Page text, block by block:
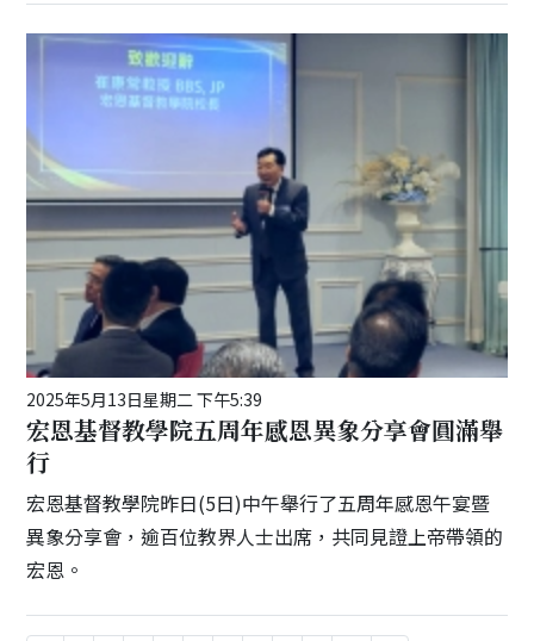
2025年5月13日星期二 下午5:39
宏恩基督教學院五周年感恩異象分享會圓滿舉
行
宏恩基督教學院昨日(5日)中午舉行了五周年感恩午宴暨
異象分享會，逾百位教界人士出席，共同見證上帝帶領的
宏恩。